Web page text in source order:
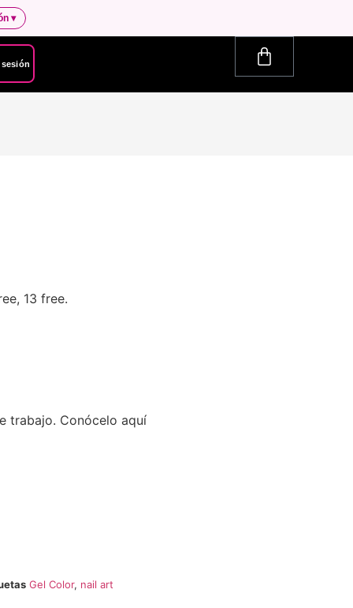
▾
13 free.
trabajo. Conócelo aquí
Gel Color, nail art